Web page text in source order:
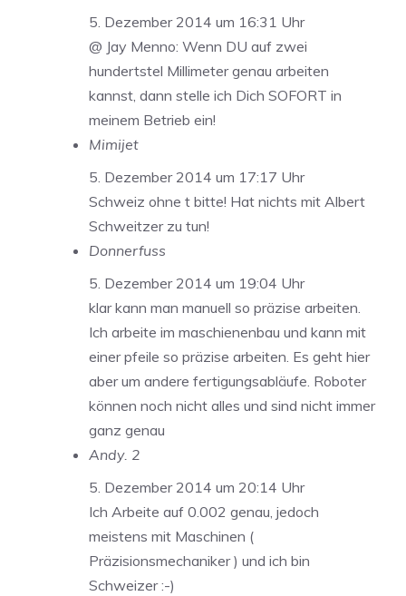
5. Dezember 2014 um 16:31 Uhr
@ Jay Menno: Wenn DU auf zwei
hundertstel Millimeter genau arbeiten
kannst, dann stelle ich Dich SOFORT in
meinem Betrieb ein!
Mimijet
5. Dezember 2014 um 17:17 Uhr
Schweiz ohne t bitte! Hat nichts mit Albert
Schweitzer zu tun!
Donnerfuss
5. Dezember 2014 um 19:04 Uhr
klar kann man manuell so präzise arbeiten.
Ich arbeite im maschienenbau und kann mit
einer pfeile so präzise arbeiten. Es geht hier
aber um andere fertigungsabläufe. Roboter
können noch nicht alles und sind nicht immer
ganz genau
Andy. 2
5. Dezember 2014 um 20:14 Uhr
Ich Arbeite auf 0.002 genau, jedoch
meistens mit Maschinen (
Präzisionsmechaniker ) und ich bin
Schweizer :-)